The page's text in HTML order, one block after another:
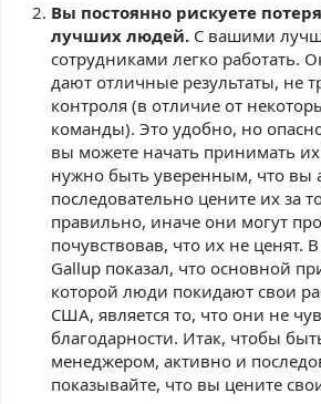
Вы постоянно рискуете
лучших людей. С вашими
сотрудниками легко работать.
дают отличные результаты, не
контроля (в отличие от
команды). Это удобно, но
вы можете начать принимать
нужно быть уверенным, что вы
последовательно цените их за
правильно, иначе они могут
почувствовав, что их не ценят.
Gallup показал, что основной
которой люди покидают свои
США, является то, что они не
благодарности. Итак, чтобы
менеджером, активно и
показывайте, что вы цените